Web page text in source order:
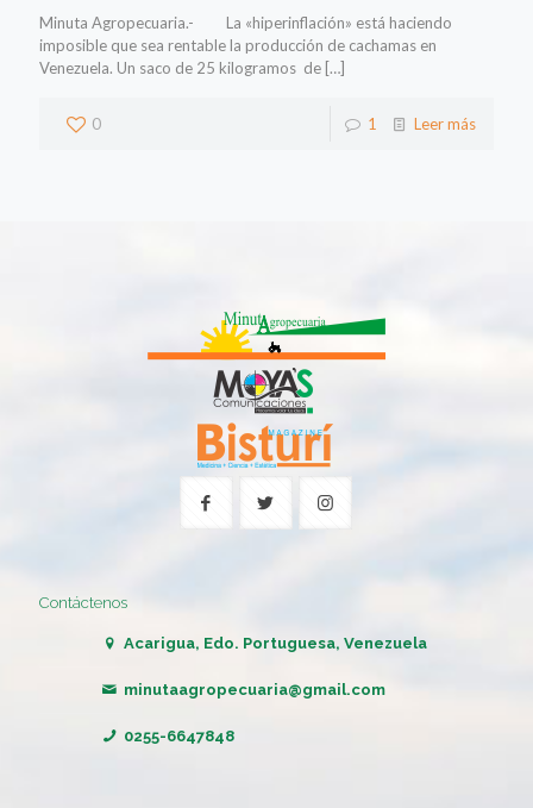
Minuta Agropecuaria.- La «hiperinflación» está haciendo
imposible que sea rentable la producción de cachamas en
Venezuela. Un saco de 25 kilogramos de […]
0 1 Leer más
Contáctenos
Acarigua, Edo. Portuguesa, Venezuela
minutaagropecuaria@gmail.com
0255-6647848